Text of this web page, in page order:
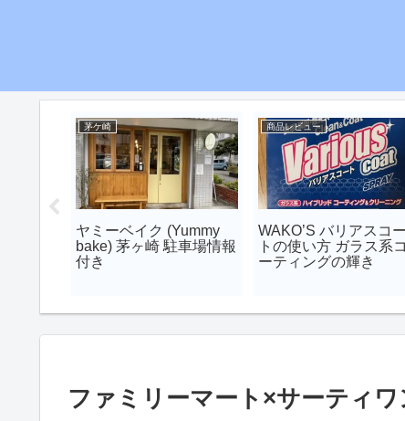
茅ケ崎
ヤミーベイク (Yummy
bake) 茅ヶ崎 駐車場情報
付き
商品レビュー
WAKO’S バリアスコー
トの使い方 ガラス系コ
ーティングの輝き
ファミリーマート×サーティ